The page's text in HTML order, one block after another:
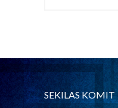
SEKILAS KOMIT